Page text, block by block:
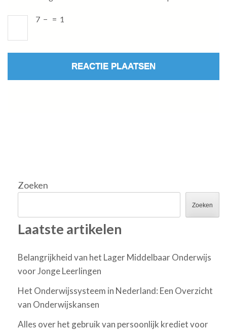
7 − = 1
Zoeken
Zoeken
Laatste artikelen
Belangrijkheid van het Lager Middelbaar Onderwijs
voor Jonge Leerlingen
Het Onderwijssysteem in Nederland: Een Overzicht
van Onderwijskansen
Alles over het gebruik van persoonlijk krediet voor